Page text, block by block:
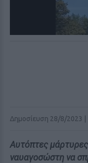
Δημοσίευση 28/8/2023 |
Αυτόπτες
ναυαγοσώστη να